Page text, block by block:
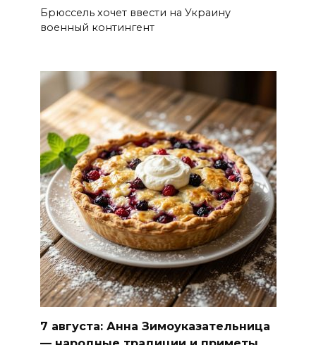
Брюссель хочет ввести на Украину
военный контингент
7 августа: Анна Зимоуказательница